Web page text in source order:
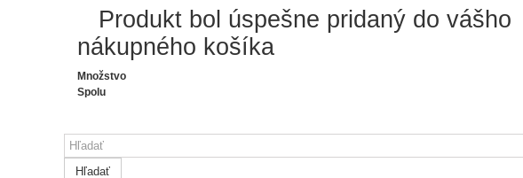
Produkt bol úspešne pridaný do vášho
nákupného košíka
Množstvo
Spolu
Hľadať